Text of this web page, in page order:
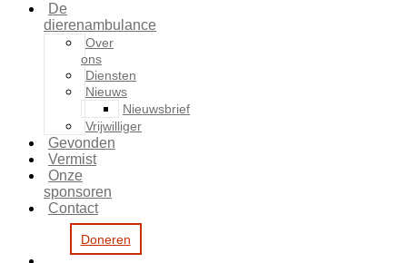
De
dierenambulance
Over
ons
Diensten
Nieuws
Nieuwsbrief
Vrijwilliger
Gevonden
Vermist
Onze
sponsoren
Contact
Doneren